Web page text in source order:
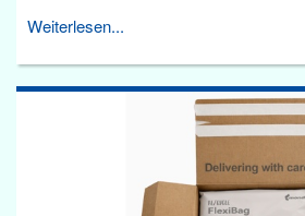
Weiterlesen...